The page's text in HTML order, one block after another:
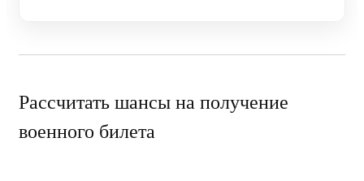
Рассчитать шансы на получение
военного билета